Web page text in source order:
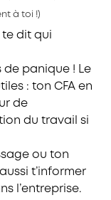
à toi !)
te dit qui
de panique ! Le
: ton CFA en
de
du travail si
ou ton
t’informer
l’entreprise.